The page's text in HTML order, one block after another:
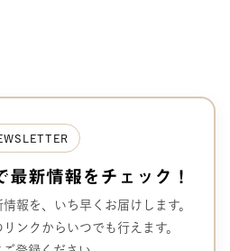
最新情報をチェック！
報を、
いち早くお届けします。
ンクから いつでも行えます。